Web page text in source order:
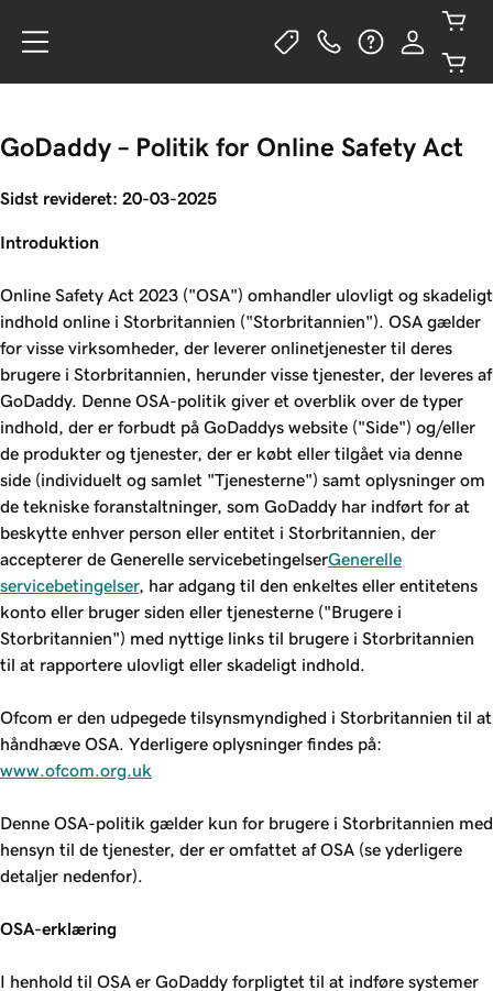
GoDaddy – Politik for Online Safety Act
Sidst revideret: 20-03-2025
Introduktion
Online Safety Act 2023 ("OSA") omhandler ulovligt og skadeligt
indhold online i Storbritannien ("Storbritannien"). OSA gælder
for visse virksomheder, der leverer onlinetjenester til deres
brugere i Storbritannien, herunder visse tjenester, der leveres af
GoDaddy. Denne OSA-politik giver et overblik over de typer
indhold, der er forbudt på GoDaddys website ("Side") og/eller
de produkter og tjenester, der er købt eller tilgået via denne
side (individuelt og samlet "Tjenesterne") samt oplysninger om
de tekniske foranstaltninger, som GoDaddy har indført for at
beskytte enhver person eller entitet i Storbritannien, der
accepterer de Generelle servicebetingelserGenerelle
servicebetingelser, har adgang til den enkeltes eller entitetens
konto eller bruger siden eller tjenesterne ("Brugere i
Storbritannien") med nyttige links til brugere i Storbritannien
til at rapportere ulovligt eller skadeligt indhold.
Ofcom er den udpegede tilsynsmyndighed i Storbritannien til at
håndhæve OSA. Yderligere oplysninger findes på:
www.ofcom.org.uk
Denne OSA-politik gælder kun for brugere i Storbritannien med
hensyn til de tjenester, der er omfattet af OSA (se yderligere
detaljer nedenfor).
OSA-erklæring
I henhold til OSA er GoDaddy forpligtet til at indføre systemer